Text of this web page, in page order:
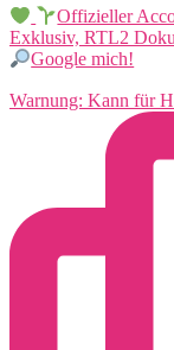
Offizieller
Exklusiv, RTL2
Google mich!
Warnung: Kann für